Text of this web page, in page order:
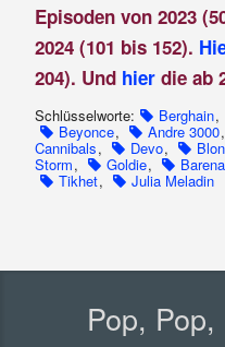
Episoden von 2023
2024 (101 bis 152).
204). Und hier die ab
Schlüsselworte: Berghain,
Beyonce, Andre 3000,
Cannibals, Devo,
Storm, Goldie,
Tikhet, Julia Meladin
Pop,